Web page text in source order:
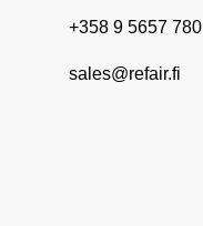
+358 9 5657 780
sales@refair.fi